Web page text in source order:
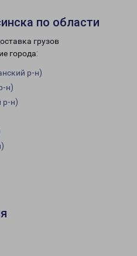
по области
грузов
города:
р-н)
н)
р-н)